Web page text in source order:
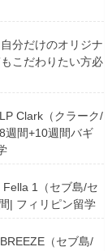
分だけのオリジナ
こだわりたい方必
Clark（クラーク/
週間+10週間バギ
1（セブ島/セ
| フィリピン留学
（セブ島/